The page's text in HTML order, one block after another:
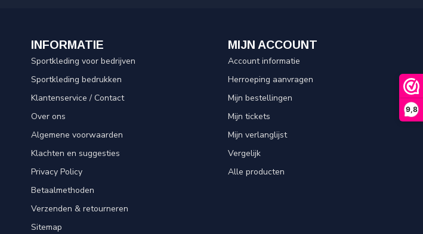
9,8
INFORMATIE
Sportkleding voor bedrijven
Sportkleding bedrukken
Klantenservice / Contact
Over ons
Algemene voorwaarden
Klachten en suggesties
Privacy Policy
Betaalmethoden
Verzenden & retourneren
Sitemap
MIJN ACCOUNT
Account informatie
Herroeping aanvragen
Mijn bestellingen
Mijn tickets
Mijn verlanglijst
Vergelijk
Alle producten